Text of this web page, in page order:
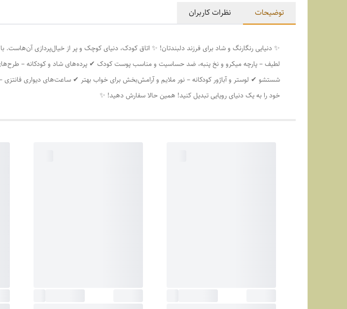
توضیحات نظرات کاربران
✨ دنیایی رنگارنگ و شاد برای فرزند دلبندتان! ✨ اتاق کودک، دنیای کوچک و پر از خیال‌پردازی
لطیف – پارچه میکرو و نخ پنبه، ضد حساسیت و مناسب پوست کودک ✔ پرده‌های شاد و کودکانه –
شستشو ✔ لوستر و آباژور کودکانه – نور ملایم و آرامش‌بخش برای خواب بهتر ✔ ساعت‌های دیواری
خود را به یک دنیای رویایی تبدیل کنید! همین حالا سفارش دهید! ✨